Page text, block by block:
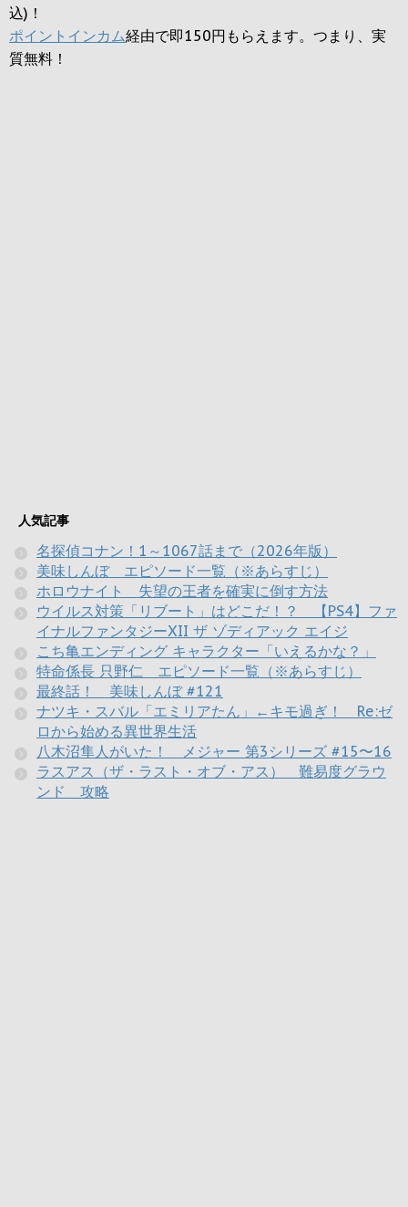
込)！
ポイントインカム経由で即150円もらえます。つまり、実
質無料！
人気記事
名探偵コナン！1～1067話まで（2026年版）
美味しんぼ エピソード一覧（※あらすじ）
ホロウナイト 失望の王者を確実に倒す方法
ウイルス対策「リブート」はどこだ！？ 【PS4】ファ
イナルファンタジーXII ザ ゾディアック エイジ
こち亀エンディング キャラクター「いえるかな？」
特命係長 只野仁 エピソード一覧（※あらすじ）
最終話！ 美味しんぼ #121
ナツキ・スバル「エミリアたん」←キモ過ぎ！ Re:ゼ
ロから始める異世界生活
八木沼隼人がいた！ メジャー 第3シリーズ #15〜16
ラスアス（ザ・ラスト・オブ・アス） 難易度グラウ
ンド 攻略